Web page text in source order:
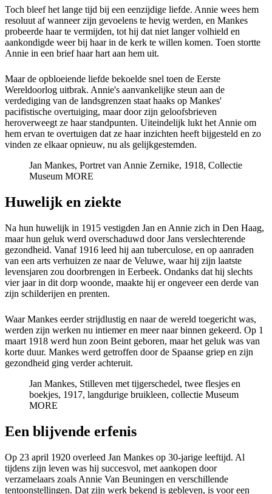
Toch bleef het lange tijd bij een eenzijdige liefde. Annie wees hem
resoluut af wanneer zijn gevoelens te hevig werden, en Mankes
probeerde haar te vermijden, tot hij dat niet langer volhield en
aankondigde weer bij haar in de kerk te willen komen. Toen stortte
Annie in een brief haar hart aan hem uit.
Maar de opbloeiende liefde bekoelde snel toen de Eerste
Wereldoorlog uitbrak. Annie's aanvankelijke steun aan de
verdediging van de landsgrenzen staat haaks op Mankes'
pacifistische overtuiging, maar door zijn geloofsbrieven
heroverweegt ze haar standpunten. Uiteindelijk lukt het Annie om
hem ervan te overtuigen dat ze haar inzichten heeft bijgesteld en zo
vinden ze elkaar opnieuw, nu als gelijkgestemden.
Jan Mankes, Portret van Annie Zernike, 1918, Collectie
Museum MORE
Huwelijk en ziekte
Na hun huwelijk in 1915 vestigden Jan en Annie zich in Den Haag,
maar hun geluk werd overschaduwd door Jans verslechterende
gezondheid. Vanaf 1916 leed hij aan tuberculose, en op aanraden
van een arts verhuizen ze naar de Veluwe, waar hij zijn laatste
levensjaren zou doorbrengen in Eerbeek. Ondanks dat hij slechts
vier jaar in dit dorp woonde, maakte hij er ongeveer een derde van
zijn schilderijen en prenten.
Waar Mankes eerder strijdlustig en naar de wereld toegericht was,
werden zijn werken nu intiemer en meer naar binnen gekeerd. Op 1
maart 1918 werd hun zoon Beint geboren, maar het geluk was van
korte duur. Mankes werd getroffen door de Spaanse griep en zijn
gezondheid ging verder achteruit.
Jan Mankes, Stilleven met tijgerschedel, twee flesjes en
boekjes, 1917, langdurige bruikleen, collectie Museum
MORE
Een blijvende erfenis
Op 23 april 1920 overleed Jan Mankes op 30-jarige leeftijd. Al
tijdens zijn leven was hij succesvol, met aankopen door
verzamelaars zoals Annie Van Beuningen en verschillende
tentoonstellingen. Dat zijn werk bekend is gebleven, is voor een